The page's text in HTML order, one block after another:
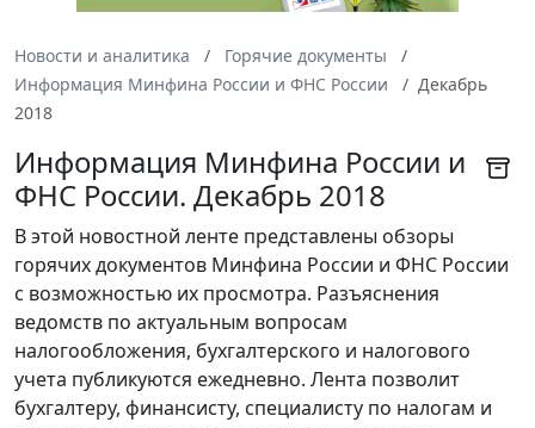
Новости и аналитика
Горячие документы
Информация Минфина России и ФНС России
Декабрь
2018
Информация Минфина России и
ФНС России. Декабрь 2018
В этой новостной ленте представлены обзоры
горячих документов Минфина России и ФНС России
с возможностью их просмотра. Разъяснения
ведомств по актуальным вопросам
налогообложения, бухгалтерского и налогового
учета публикуются ежедневно. Лента позволит
бухгалтеру, финансисту, специалисту по налогам и